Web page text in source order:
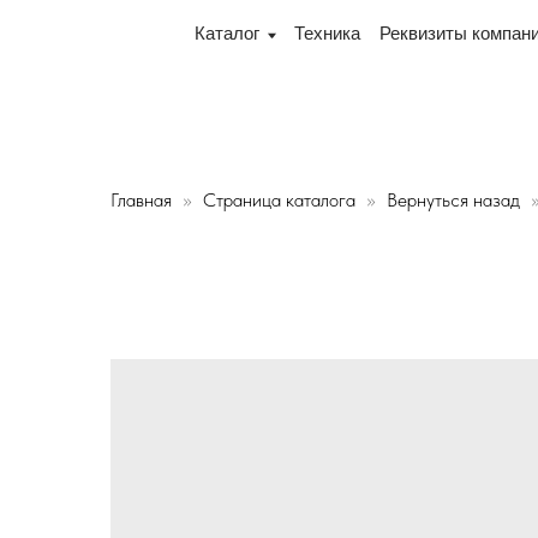
Каталог Техника Реквизиты компании
и склад теперь по адресу 220075, г. Минск,
Главная Страница каталога Вернуться назад